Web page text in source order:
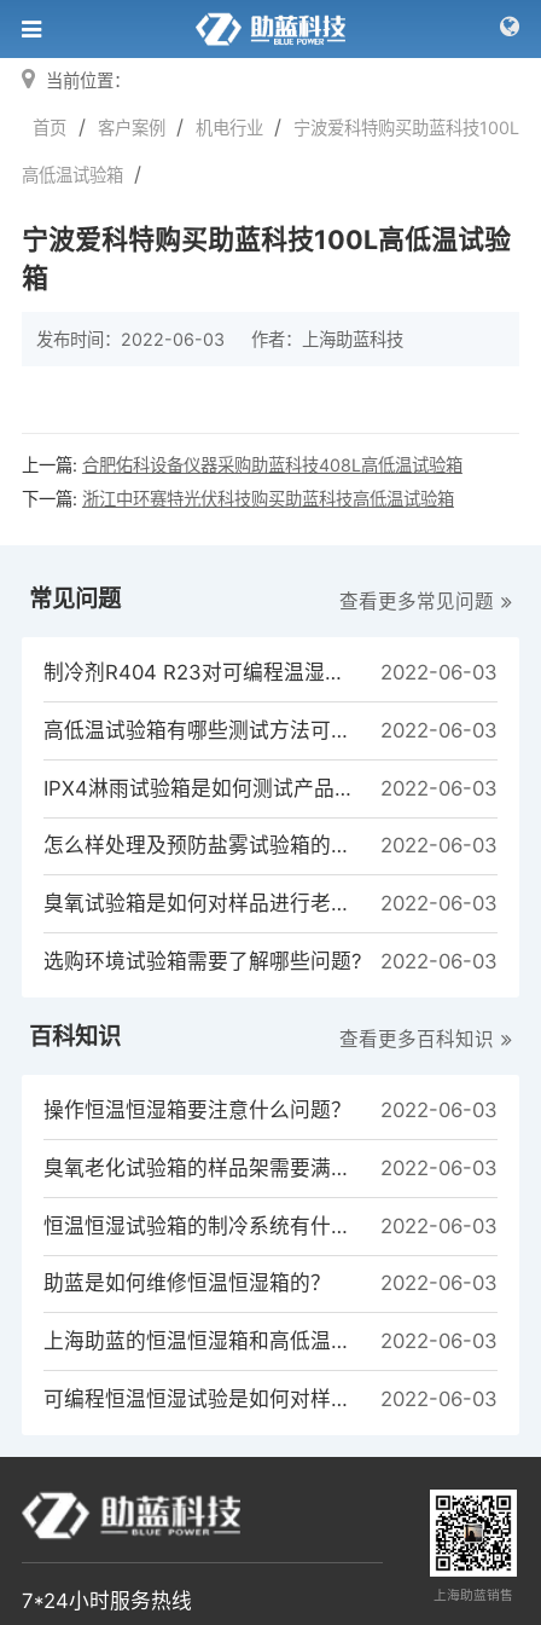
当前位置：
首页 / 客户案例 / 机电行业 / 宁波爱科特购买助蓝科技100L
高低温试验箱 /
宁波爱科特购买助蓝科技100L高低温试验
箱
发布时间：2022-06-03 作者： 上海助蓝科技
上一篇: 合肥佑科设备仪器采购助蓝科技408L高低温试验箱
下一篇: 浙江中环赛特光伏科技购买助蓝科技高低温试验箱
常见问题 查看更多常见问题
制冷剂R404 R23对可编程温湿度试验箱制冷系统的重要性 2022-06-03
高低温试验箱有哪些测试方法可以测试样品？ 2022-06-03
IPX4淋雨试验箱是如何测试产品的？ 2022-06-03
怎么样处理及预防盐雾试验箱的常见故障 2022-06-03
臭氧试验箱是如何对样品进行老化测试的？ 2022-06-03
选购环境试验箱需要了解哪些问题? 2022-06-03
百科知识 查看更多百科知识
操作恒温恒湿箱要注意什么问题？ 2022-06-03
臭氧老化试验箱的样品架需要满足哪些条件? 2022-06-03
恒温恒湿试验箱的制冷系统有什么作用？ 2022-06-03
助蓝是如何维修恒温恒湿箱的？ 2022-06-03
上海助蓝的恒温恒湿箱和高低温箱的系统区别是什么？ 2022-06-03
可编程恒温恒湿试验是如何对样品进行温度测试的？ 2022-06-03
7*24小时服务热线 上海助蓝销售